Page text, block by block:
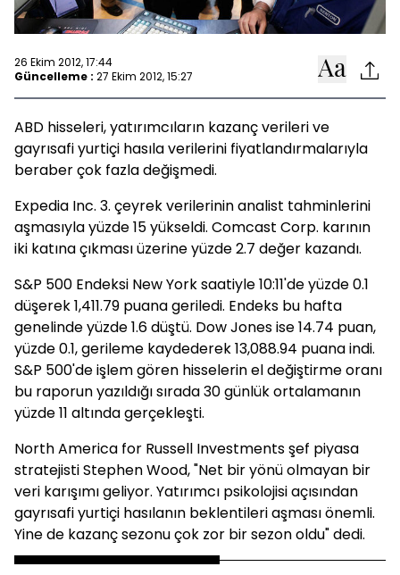
26 Ekim 2012, 17:44
Güncelleme : 27 Ekim 2012, 15:27
ABD hisseleri, yatırımcıların kazanç verileri ve
gayrısafi yurtiçi hasıla verilerini fiyatlandırmalarıyla
beraber çok fazla değişmedi.
Expedia Inc. 3. çeyrek verilerinin analist tahminlerini
aşmasıyla yüzde 15 yükseldi. Comcast Corp. karının
iki katına çıkması üzerine yüzde 2.7 değer kazandı.
S&P 500 Endeksi New York saatiyle 10:11'de yüzde 0.1
düşerek 1,411.79 puana geriledi. Endeks bu hafta
genelinde yüzde 1.6 düştü. Dow Jones ise 14.74 puan,
yüzde 0.1, gerileme kaydederek 13,088.94 puana indi.
S&P 500'de işlem gören hisselerin el değiştirme oranı
bu raporun yazıldığı sırada 30 günlük ortalamanın
yüzde 11 altında gerçekleşti.
North America for Russell Investments şef piyasa
stratejisti Stephen Wood, "Net bir yönü olmayan bir
veri karışımı geliyor. Yatırımcı psikolojisi açısından
gayrısafi yurtiçi hasılanın beklentileri aşması önemli.
Yine de kazanç sezonu çok zor bir sezon oldu" dedi.